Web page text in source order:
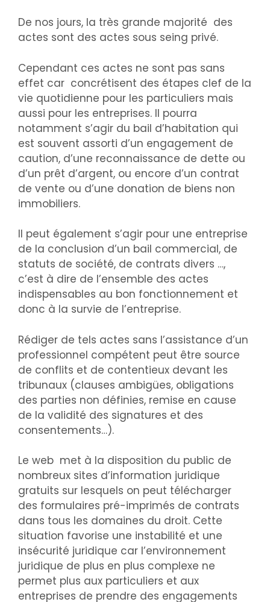
De nos jours, la très grande majorité des
actes sont des actes sous seing privé.
Cependant ces actes ne sont pas sans
effet car concrétisent des étapes clef de la
vie quotidienne pour les particuliers mais
aussi pour les entreprises. Il pourra
notamment s’agir du bail d’habitation qui
est souvent assorti d’un engagement de
caution, d’une reconnaissance de dette ou
d’un prêt d’argent, ou encore d’un contrat
de vente ou d’une donation de biens non
immobiliers.
Il peut également s’agir pour une entreprise
de la conclusion d’un bail commercial, de
statuts de société, de contrats divers …,
c’est à dire de l’ensemble des actes
indispensables au bon fonctionnement et
donc à la survie de l’entreprise.
Rédiger de tels actes sans l’assistance d’un
professionnel compétent peut être source
de conflits et de contentieux devant les
tribunaux (clauses ambigües, obligations
des parties non définies, remise en cause
de la validité des signatures et des
consentements…).
Le web met à la disposition du public de
nombreux sites d’information juridique
gratuits sur lesquels on peut télécharger
des formulaires pré-imprimés de contrats
dans tous les domaines du droit. Cette
situation favorise une instabilité et une
insécurité juridique car l’environnement
juridique de plus en plus complexe ne
permet plus aux particuliers et aux
entreprises de prendre des engagements